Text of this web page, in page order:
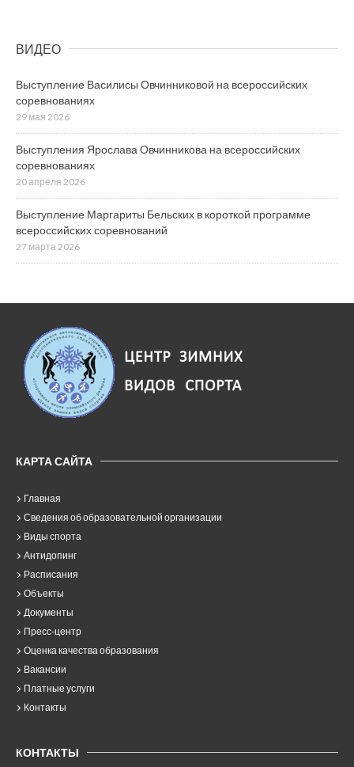
ВИДЕО
Выступление Василисы Овчинниковой на всероссийских
соревнованиях
29 мая 2026
Выступления Ярослава Овчинникова на всероссийских
соревнованиях
20 апреля 2026
Выступление Маргариты Бельских в короткой программе
всероссийских соревнований
27 марта 2026
КАРТА САЙТА
Главная
Сведения об образовательной организации
Виды спорта
Антидопинг
Расписания
Объекты
Документы
Пресс-центр
Оценка качества образования
Вакансии
Платные услуги
Контакты
КОНТАКТЫ